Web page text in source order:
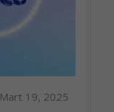
Mart 19, 2025